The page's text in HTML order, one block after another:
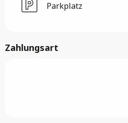
Parkplatz
Zahlungsart